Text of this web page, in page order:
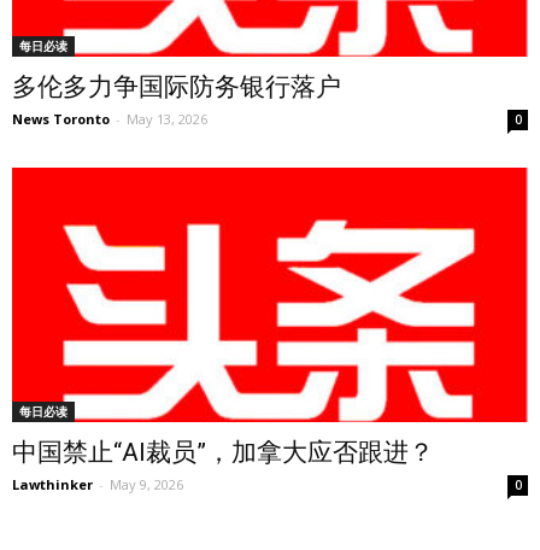
每日必读
多伦多力争国际防务银行落户
News Toronto - May 13, 2026 0
每日必读
中国禁止“AI裁员”，加拿大应否跟进？
Lawthinker - May 9, 2026 0